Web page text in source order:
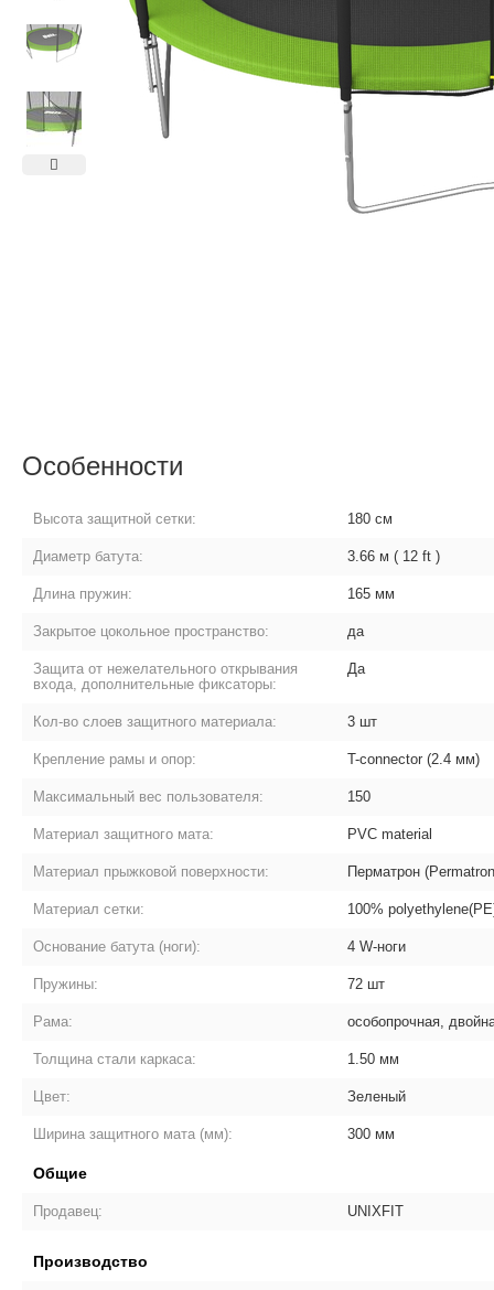
Особенности
Высота защитной сетки: 180 см
Диаметр батута: 3.66 м ( 12 ft )
Длина пружин: 165 мм
Закрытое цокольное пространство: да
Защита от нежелательного открывания
входа, дополнительные фиксаторы:
Да
Кол-во слоев защитного материала: 3 шт
Крепление рамы и опор: T-connector (2.4 мм)
Максимальный вес пользователя: 150
Материал защитного мата: PVC material
Материал прыжковой поверхности: Перматрон
Материал сетки: 100%
Основание батута (ноги): 4 W-ноги
Пружины: 72 шт
Рама: особопрочная,
Толщина стали каркаса: 1.50 мм
Цвет: Зеленый
Ширина защитного мата (мм): 300 мм
Общие
Продавец: UNIXFIT
Производство